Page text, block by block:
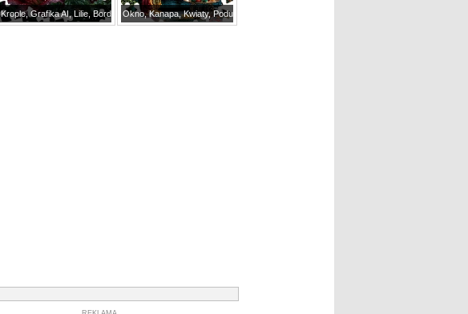
Krople, Grafika AI, Lilie, Bordowe, KwiatyOkno, Kanapa, Kwiaty, Poduszki, Pokój, Malowidło, Grafika